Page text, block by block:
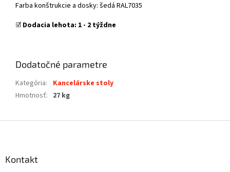
Farba konštrukcie a dosky: šedá RAL7035
☑️ Dodacia lehota: 1 - 2 týždne
Dodatočné parametre
Kategória:
Kancelárske stoly
Hmotnosť: 27 kg
Kontakt